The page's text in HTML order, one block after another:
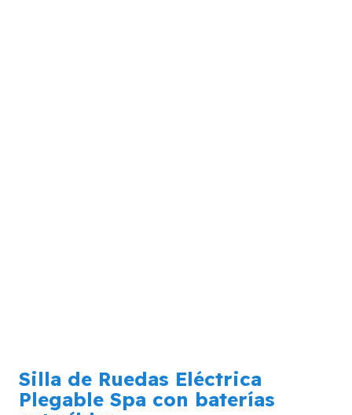
Silla de Ruedas Eléctrica
Plegable Spa con baterías